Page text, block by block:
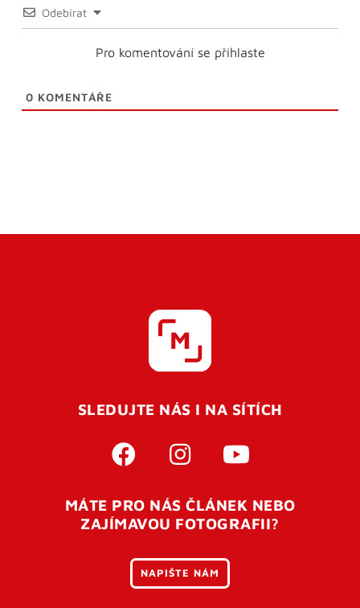
Odebírat
Pro komentování se přihlaste
0 KOMENTÁŘE
SLEDUJTE NÁS I NA SÍTÍCH
MÁTE PRO NÁS ČLÁNEK NEBO
ZAJÍMAVOU FOTOGRAFII?
NAPIŠTE NÁM